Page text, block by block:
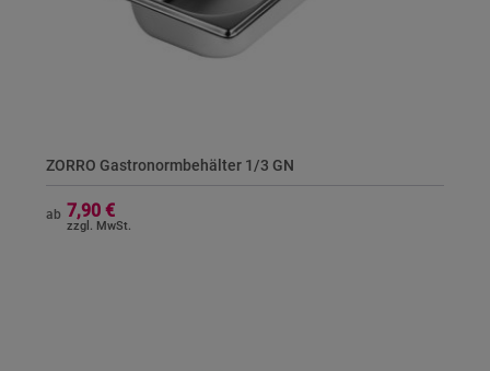
ZORRO Gastronormbehälter 1/3 GN
ab 7,90 €